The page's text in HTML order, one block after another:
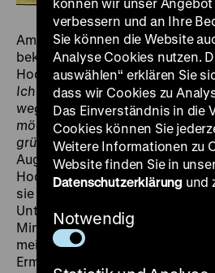
Am 12. August 1943 schrieb ein
bekannter Verwandter aus dem
Hodonín“ an Karel Holomek
Ich muss dir mitteilen, dass wir
wegfahren, und wir wissen nicht
möglich, werde ich dir von dort
grüßen auch deine Schwester
August 1942 waren 1.400
Hodonín u Kunštátu bei Brno
sie unter extremen Bedingungen
Unterernährung, Zwangsarbeit
Mindestens 207 Personen
meisten übrigen wurden im
Ermordung ins KZ Auschwitz
verbessern und an Ihre
Sie können die Website
Analyse Cookies nutzen.
auswählen“ erklären Sie
dass wir Cookies zu
Das Einverständnis in die
Cookies können Sie
Weitere Informationen zu
Website finden Sie in
Datenschutzerklärung und
Notwendig